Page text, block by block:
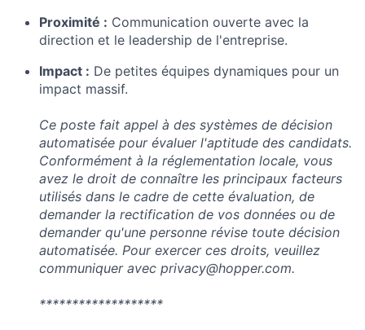
Proximité : Communication ouverte avec la
direction et le leadership de l'entreprise.
Impact : De petites équipes dynamiques pour un
impact massif.
Ce poste fait appel à des systèmes de décision
automatisée pour évaluer l'aptitude des candidats.
Conformément à la réglementation locale, vous
avez le droit de connaître les principaux facteurs
utilisés dans le cadre de cette évaluation, de
demander la rectification de vos données ou de
demander qu'une personne révise toute décision
automatisée. Pour exercer ces droits, veuillez
communiquer avec privacy@hopper.com.
*******************